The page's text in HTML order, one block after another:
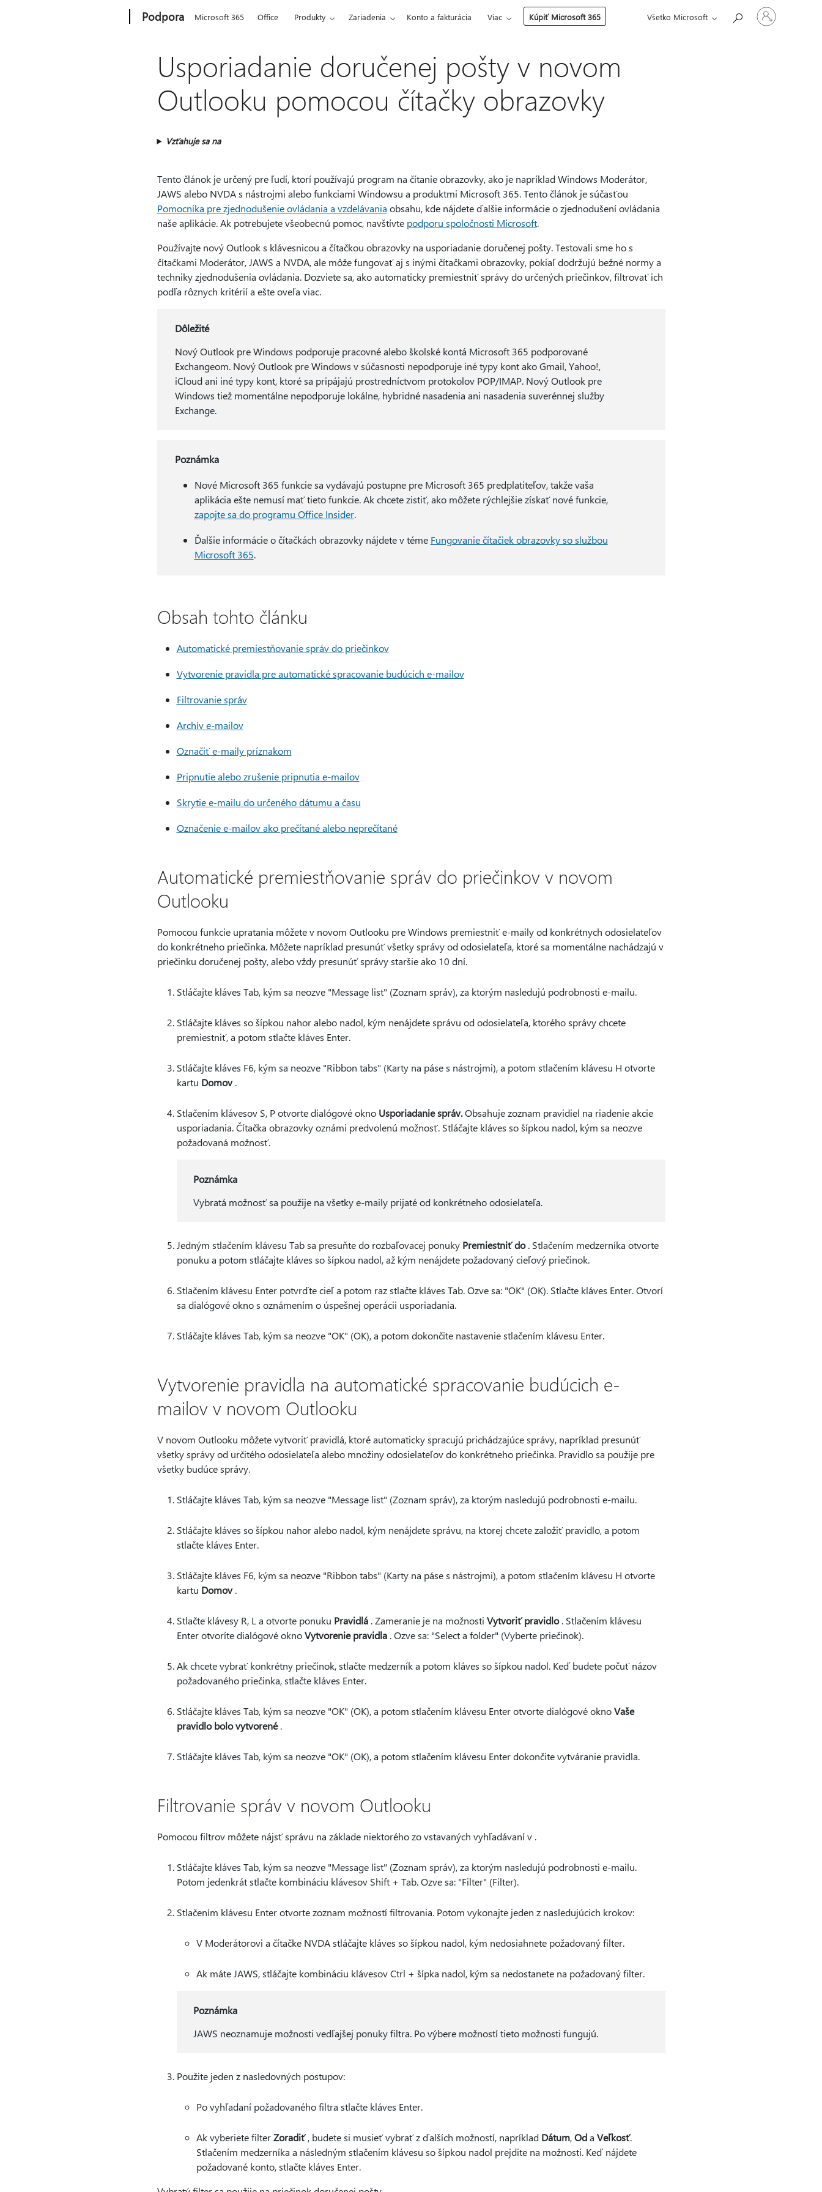
Podpora Microsoft 365 Office Produkty Zariadenia Konto a fakturácia Viac Kúpiť Microsoft 365 Všetko Microsoft
Prihláste
sa
Usporiadanie doručenej pošty v novom
Outlooku pomocou čítačky obrazovky
Vzťahuje sa na
Tento článok je určený pre ľudí, ktorí používajú program na čítanie obrazovky, ako je napríklad Windows Moderátor,
JAWS alebo NVDA s nástrojmi alebo funkciami Windowsu a produktmi Microsoft 365. Tento článok je súčasťou
Pomocníka pre zjednodušenie ovládania a vzdelávania obsahu, kde nájdete ďalšie informácie o zjednodušení ovládania
naše aplikácie. Ak potrebujete všeobecnú pomoc, navštívte podporu spoločnosti Microsoft.
Používajte nový Outlook s klávesnicou a čítačkou obrazovky na usporiadanie doručenej pošty. Testovali sme ho s
čítačkami Moderátor, JAWS a NVDA, ale môže fungovať aj s inými čítačkami obrazovky, pokiaľ dodržujú bežné normy a
techniky zjednodušenia ovládania. Dozviete sa, ako automaticky premiestniť správy do určených priečinkov, filtrovať ich
podľa rôznych kritérií a ešte oveľa viac.
Dôležité
Nový Outlook pre Windows podporuje pracovné alebo školské kontá Microsoft 365 podporované
Exchangeom. Nový Outlook pre Windows v súčasnosti nepodporuje iné typy kont ako Gmail, Yahoo!,
iCloud ani iné typy kont, ktoré sa pripájajú prostredníctvom protokolov POP/IMAP. Nový Outlook pre
Windows tiež momentálne nepodporuje lokálne, hybridné nasadenia ani nasadenia suverénnej služby
Exchange.
Poznámka
Nové Microsoft 365 funkcie sa vydávajú postupne pre Microsoft 365 predplatiteľov, takže vaša
aplikácia ešte nemusí mať tieto funkcie. Ak chcete zistiť, ako môžete rýchlejšie získať nové funkcie,
zapojte sa do programu Office Insider.
Ďalšie informácie o čítačkách obrazovky nájdete v téme Fungovanie čítačiek obrazovky so službou
Microsoft 365.
Obsah tohto článku
Automatické premiestňovanie správ do priečinkov
Vytvorenie pravidla pre automatické spracovanie budúcich e-mailov
Filtrovanie správ
Archív e-mailov
Označiť e-maily príznakom
Pripnutie alebo zrušenie pripnutia e-mailov
Skrytie e-mailu do určeného dátumu a času
Označenie e-mailov ako prečítané alebo neprečítané
Automatické premiestňovanie správ do priečinkov v novom
Outlooku
Pomocou funkcie upratania môžete v novom Outlooku pre Windows premiestniť e-maily od konkrétnych odosielateľov
do konkrétneho priečinka. Môžete napríklad presunúť všetky správy od odosielateľa, ktoré sa momentálne nachádzajú v
priečinku doručenej pošty, alebo vždy presunúť správy staršie ako 10 dní.
Stláčajte kláves Tab, kým sa neozve "Message list" (Zoznam správ), za ktorým nasledujú podrobnosti e-mailu.
Stláčajte kláves so šípkou nahor alebo nadol, kým nenájdete správu od odosielateľa, ktorého správy chcete
premiestniť, a potom stlačte kláves Enter.
Stláčajte kláves F6, kým sa neozve "Ribbon tabs" (Karty na páse s nástrojmi), a potom stlačením klávesu H otvorte
kartu Domov.
Stlačením klávesov S, P otvorte dialógové okno Usporiadanie správ.Obsahuje zoznam pravidiel na riadenie akcie
usporiadania. Čítačka obrazovky oznámi predvolenú možnosť. Stláčajte kláves so šípkou nadol, kým sa neozve
požadovaná možnosť.
Poznámka
Vybratá možnosť sa použije na všetky e-maily prijaté od konkrétneho odosielateľa.
Jedným stlačením klávesu Tab sa presuňte do rozbaľovacej ponuky Premiestniť do. Stlačením medzerníka otvorte
ponuku a potom stláčajte kláves so šípkou nadol, až kým nenájdete požadovaný cieľový priečinok.
Stlačením klávesu Enter potvrďte cieľ a potom raz stlačte kláves Tab. Ozve sa: "OK" (OK). Stlačte kláves Enter. Otvorí
sa dialógové okno s oznámením o úspešnej operácii usporiadania.
Stláčajte kláves Tab, kým sa neozve "OK" (OK), a potom dokončite nastavenie stlačením klávesu Enter.
Vytvorenie pravidla na automatické spracovanie budúcich e-
mailov v novom Outlooku
V novom Outlooku môžete vytvoriť pravidlá, ktoré automaticky spracujú prichádzajúce správy, napríklad presunúť
všetky správy od určitého odosielateľa alebo množiny odosielateľov do konkrétneho priečinka. Pravidlo sa použije pre
všetky budúce správy.
Stláčajte kláves Tab, kým sa neozve "Message list" (Zoznam správ), za ktorým nasledujú podrobnosti e-mailu.
Stláčajte kláves so šípkou nahor alebo nadol, kým nenájdete správu, na ktorej chcete založiť pravidlo, a potom
stlačte kláves Enter.
Stláčajte kláves F6, kým sa neozve "Ribbon tabs" (Karty na páse s nástrojmi), a potom stlačením klávesu H otvorte
kartu Domov.
Stlačte klávesy R, L a otvorte ponuku Pravidlá. Zameranie je na možnosti Vytvoriť pravidlo. Stlačením klávesu
Enter otvoríte dialógové oknoVytvorenie pravidla. Ozve sa: "Select a folder" (Vyberte priečinok).
Ak chcete vybrať konkrétny priečinok, stlačte medzerník a potom kláves so šípkou nadol. Keď budete počuť názov
požadovaného priečinka, stlačte kláves Enter.
Stláčajte kláves Tab, kým sa neozve "OK" (OK), a potom stlačením klávesu Enter otvorte dialógové oknoVaše
pravidlo bolo vytvorené.
Stláčajte kláves Tab, kým sa neozve "OK" (OK), a potom stlačením klávesu Enter dokončite vytváranie pravidla.
Filtrovanie správ v novom Outlooku
Pomocou filtrov môžete nájsť správu na základe niektorého zo vstavaných vyhľadávaní v .
Stláčajte kláves Tab, kým sa neozve "Message list" (Zoznam správ), za ktorým nasledujú podrobnosti e-mailu.
Potom jedenkrát stlačte kombináciu klávesov Shift + Tab. Ozve sa: "Filter" (Filter).
Stlačením klávesu Enter otvorte zoznam možností filtrovania. Potom vykonajte jeden z nasledujúcich krokov:
V Moderátorovi a čítačke NVDA stláčajte kláves so šípkou nadol, kým nedosiahnete požadovaný filter.
Ak máte JAWS, stláčajte kombináciu klávesov Ctrl + šípka nadol, kým sa nedostanete na požadovaný filter.
Poznámka
JAWS neoznamuje možnosti vedľajšej ponuky filtra. Po výbere možností tieto možnosti fungujú.
Použite jeden z nasledovných postupov:
Po vyhľadaní požadovaného filtra stlačte kláves Enter.
Ak vyberiete filterZoradiť, budete si musieť vybrať z ďalších možností, napríklad Dátum,Oda Veľkosť.
Stlačením medzerníka a následným stlačením klávesu so šípkou nadol prejdite na možnosti. Keď nájdete
požadované konto, stlačte kláves Enter.